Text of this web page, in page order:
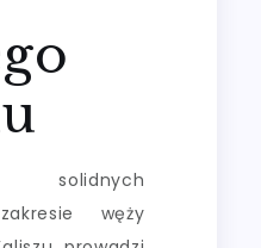
solidnych
węży